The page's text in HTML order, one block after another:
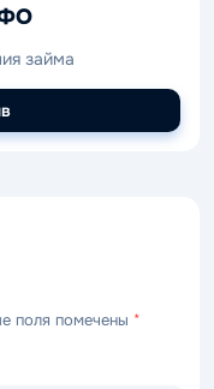
займа
поля помечены *